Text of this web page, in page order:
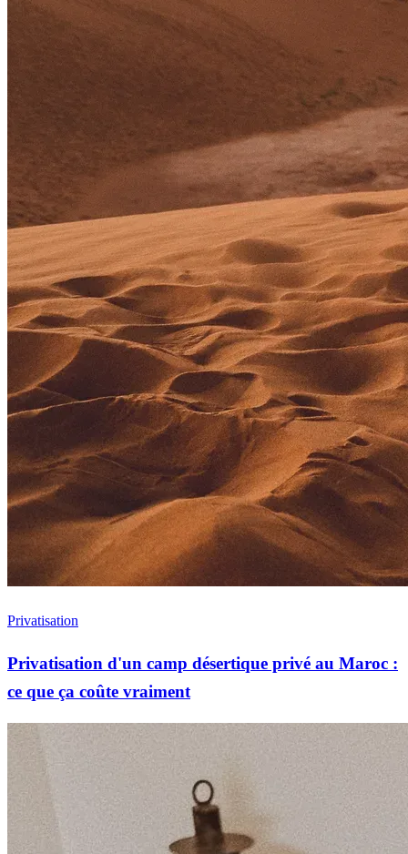
Privatisation
Privatisation d'un camp désertique privé au Maroc :
ce que ça coûte vraiment